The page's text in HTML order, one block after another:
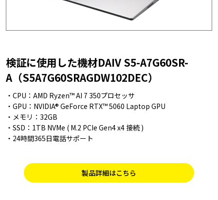
検証に使用した機材DAIV S5-A7G60SR-
A（S5A7G60SRAGDW102DEC）
・CPU：AMD Ryzen™ AI 7 350プロセッサ
・GPU：NVIDIA® GeForce RTX™ 5060 Laptop GPU
・メモリ：32GB
・SSD：1TB NVMe ( M.2 PCIe Gen4 x4 接続 )
・24時間365日電話サポート
製品詳細はこちら